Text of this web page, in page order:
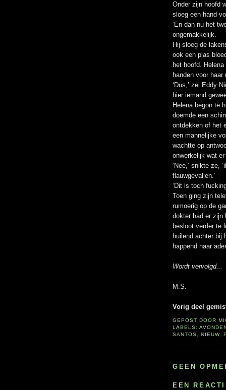
Onder zijn hoofd
sloeg een hand
‘En dan nu het
ongemakkelijk.
Hij sloeg de
ook een plas
het hoofd.
handen voor haar
‘Dus,’ zei Eddy
hier iemand
Helena begon te
doemde een
ontdekken of het
een mannelijke
wachtte op
onwerkelijk wat er
‘Nee,’ snikte ze,
flauwgevallen.’
‘Dit is toch
Toen ging zijn
rumoerig op de
dokter had er zijn
besloot verder te
huilend achter bij
happend naar
Wordt vervolgd...
M.S.
Vorig deel
GEPOST DOOR
LABELS:
SANTOS ,NIEUW,
GEEN
EEN